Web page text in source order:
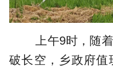
上午9时，随
破长空，乡政府值